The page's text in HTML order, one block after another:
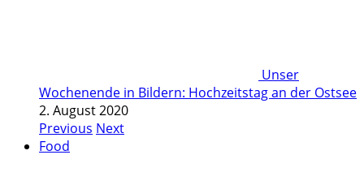
Unser
Wochenende in Bildern: Hochzeitstag an der Ostsee
2. August 2020
Previous Next
Food